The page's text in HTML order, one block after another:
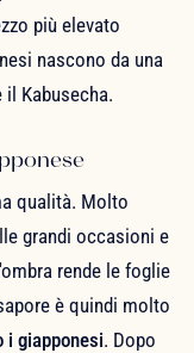
più elevato
nascono da una
Kabusecha.
qualità. Molto
grandi occasioni e
rende le foglie
è quindi molto
i giapponesi. Dopo